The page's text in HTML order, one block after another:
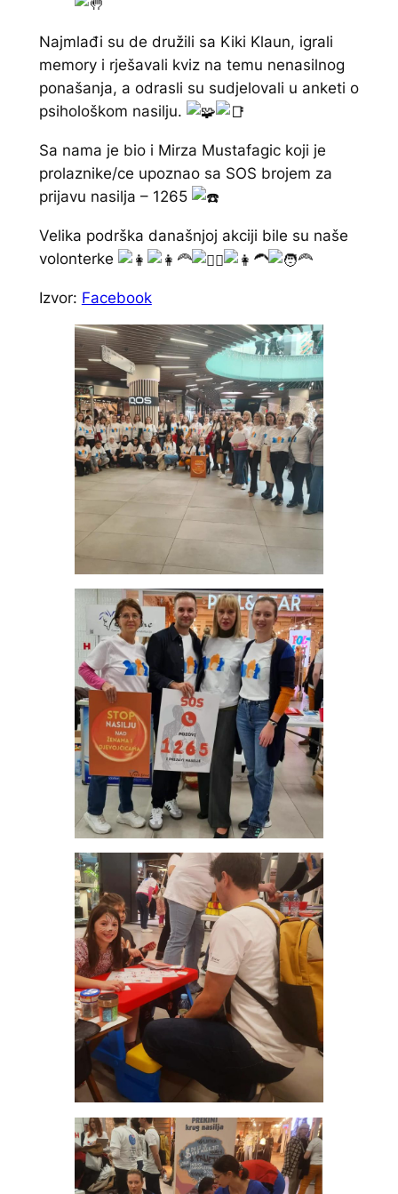
Najmlađi su de družili sa Kiki Klaun, igrali
memory i rješavali kviz na temu nenasilnog
ponašanja, a odrasli su sudjelovali u anketi o
psihološkom nasilju.
Sa nama je bio i Mirza Mustafagic koji je
prolaznike/ce upoznao sa SOS brojem za
prijavu nasilja – 1265
Velika podrška današnjoj akciji bile su naše
volonterke
Izvor: Facebook